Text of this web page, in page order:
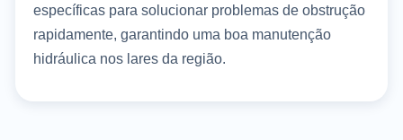
específicas para solucionar problemas de obstrução
rapidamente, garantindo uma boa manutenção
hidráulica nos lares da região.